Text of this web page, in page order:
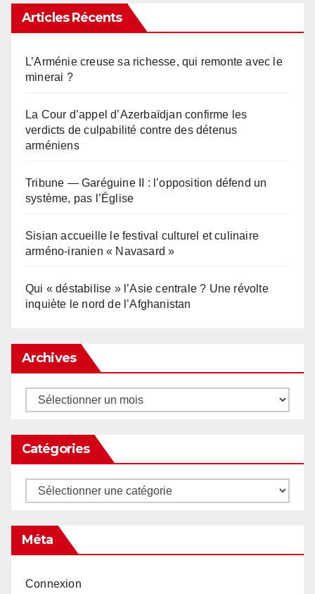
Articles Récents
L’Arménie creuse sa richesse, qui remonte avec le
minerai ?
La Cour d’appel d’Azerbaïdjan confirme les
verdicts de culpabilité contre des détenus
arméniens
Tribune — Garéguine II : l’opposition défend un
système, pas l’Église
Sisian accueille le festival culturel et culinaire
arméno-iranien « Navasard »
Qui « déstabilise » l’Asie centrale ? Une révolte
inquiète le nord de l’Afghanistan
Archives
Archives
Catégories
Catégories
Méta
Connexion